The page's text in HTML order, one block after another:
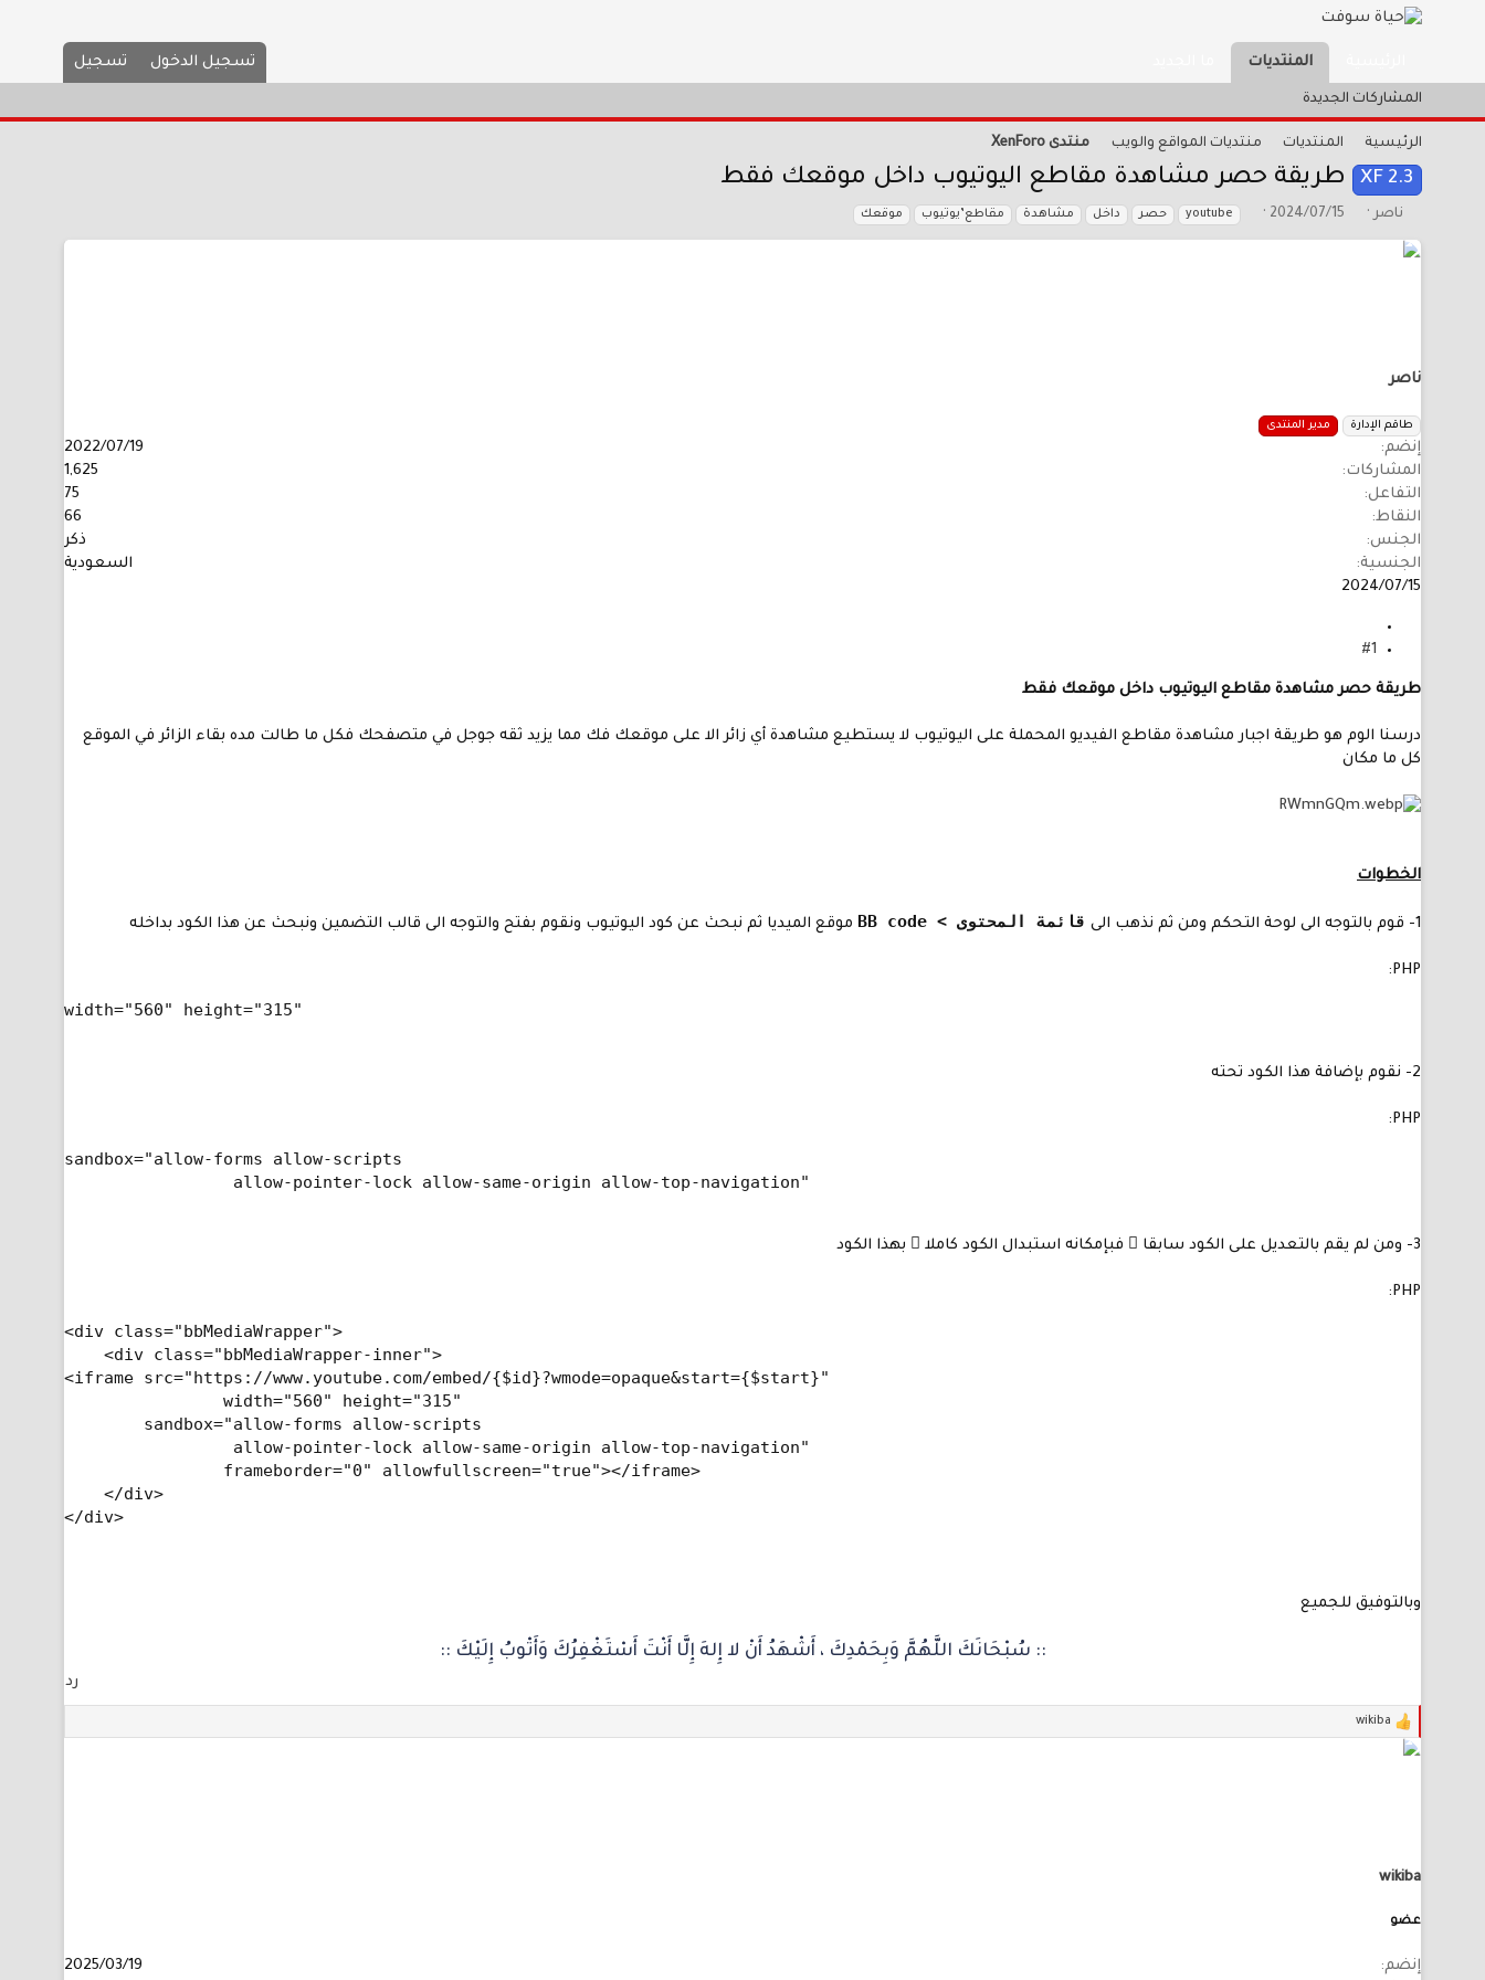
المنتديات تسجيل الدخول تسجيل
المشاركات الجديدة
الرئيسية المنتديات منتديات المواقع والويب منتدى XenForo
XF 2.3 طريقة حصر مشاهدة مقاطع اليوتيوب داخل موقعك فقط
ب
د
ض
ع
ناصر
ت2024/07/15
ا youtube حصر داخل مشاهدة مقاطع’يوتيوب موقعك
ناصر
طاقم الإدارة مدير المنتدى
إنضم
2022/07/19
المشاركات
1,625
التفاعل
75
النقاط
66
الجنس
ذكر
الجنسية
السعودية
2024/07/15
#1
طريقة حصر مشاهدة مقاطع اليوتيوب داخل موقعك فقط
درسنا الوم هو طريقة اجبار مشاهدة مقاطع الفيديو المحملة على اليوتيوب لا يستطيع مشاهدة أي زائر الا على موقعك فك مما يزيد ثقه جوجل في متصفحك فكل ما طالت مده بقاء الزائر في الموقع
كل ما مكان
الخطوات
1- قوم بالتوجه الى لوحة التحكم ومن ثم نذهب الى قائمة المحتوى > BB code موقع الميديا ثم نبحث عن كود اليوتيوب ونقوم بفتح والتوجه الى قالب التضمين ونبحث عن هذا الكود بداخله
PHP:
width="560" height="315"
2- نقوم بإضافة هذا الكود تحته
PHP:
sandbox="allow-forms allow-scripts
                 allow-pointer-lock allow-same-origin allow-top-navigation"
3- ومن لم يقم بالتعديل على الكود سابقا ً فبإمكانه استبدال الكود كاملا ً بهذا الكود
PHP:
<div class="bbMediaWrapper">
    <div class="bbMediaWrapper-inner">
<iframe src="https://www.youtube.com/embed/{$id}?wmode=opaque&start={$start}"
                width="560" height="315"
        sandbox="allow-forms allow-scripts
                 allow-pointer-lock allow-same-origin allow-top-navigation"
                frameborder="0" allowfullscreen="true"></iframe>
    </div>
</div>
وبالتوفيق للجميع
:: سُبْحَانَكَ اللَّهُمَّ وَبِحَمْدِكَ ، أَشْهَدُ أَنْ لا إِلهَ إِلَّا أَنْتَ أَسْتَغْفِرُكَ وَأَتْوبُ إِلَيْكَ ::
رد
ل
ت
wikiba
wikiba
عضو
إنضم
2025/03/19